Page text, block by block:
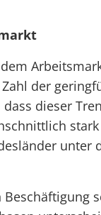
der
dieser
unter